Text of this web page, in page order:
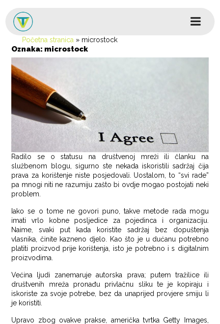
Glavni izbornik
Početna stranica » microstock
Oznaka: microstock
Radilo se o statusu na društvenoj mreži ili članku na
službenom blogu, sigurno ste nekada iskoristili sadržaj čija
prava za korištenje niste posjedovali. Uostalom, to “svi rade”
pa mnogi niti ne razumiju zašto bi ovdje mogao postojati neki
problem.
Iako se o tome ne govori puno, takve metode rada mogu
imati vrlo kobne posljedice za pojedinca i organizaciju.
Naime, svaki put kada koristite sadržaj bez dopuštenja
vlasnika, činite kazneno djelo. Kao što je u dućanu potrebno
platiti proizvod prije korištenja, isto je potrebno i s digitalnim
proizvodima.
Većina ljudi zanemaruje autorska prava; putem tražilice ili
društvenih mreža pronađu privlačnu sliku te je kopiraju i
iskoriste za svoje potrebe, bez da unaprijed provjere smiju li
je koristiti.
Upravo zbog ovakve prakse, američka tvrtka Getty Images,